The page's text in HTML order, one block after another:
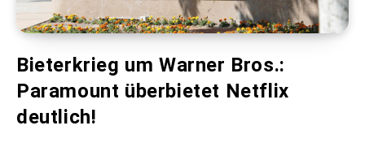
Bieterkrieg um Warner Bros.:
Paramount überbietet Netflix
deutlich!